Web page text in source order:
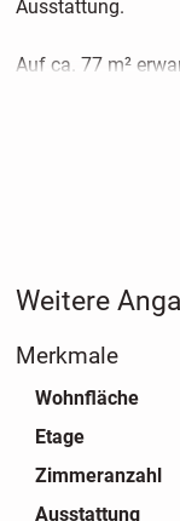
Ausstattung.
Auf ca. 77 m²
Schlafzimmer
offener, moderner
Zusätzlich steht
Das moderne
Komfort bietet.
Der gesamte
Wohnen
- Automatische
-
Weitere
Merkmale
Wohnfläche
Etage
Zimmeranzahl
Ausstattung